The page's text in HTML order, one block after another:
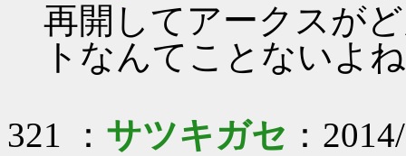
再開してアークスが
トなんてことないよ
321 ： サツキガセ ：